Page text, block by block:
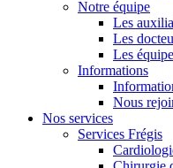
Notre équipe
Les
Les
Les
Informations
Nous
Nos services
Services Frégis